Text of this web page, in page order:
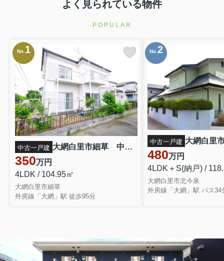
よく見られている物件
POPULAR
No. 1
中古一戸建 大網白里市細草 中古戸建
350万円
4LDK / 104.95㎡
大網白里市細草
外房線「大網」駅 徒歩95分
No. 2
中古一戸建
480万円
4LDK＋S(納戸) /
大網白里市北今泉